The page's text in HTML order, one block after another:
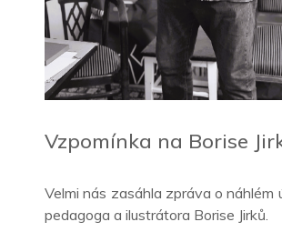
Vzpomínka na Borise
Velmi nás zasáhla zpráva o náhlém
pedagoga a ilustrátora Borise Jirků.